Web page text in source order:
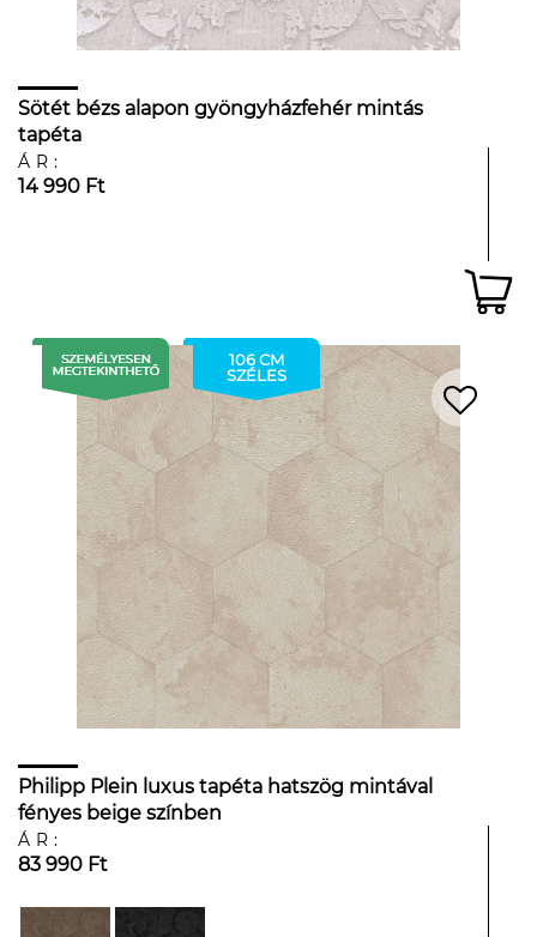
Sötét bézs alapon gyöngyházfehér mintás
tapéta
ÁR:
14 990 Ft
106 CM
SZÉLES
Philipp Plein luxus tapéta hatszög mintával
fényes beige színben
ÁR:
83 990 Ft